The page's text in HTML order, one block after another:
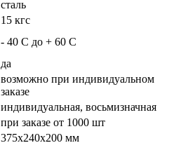
сталь
15 кгс
- 40 С до + 60 С
да
возможно при индивидуальном
заказе
индивидуальная, восьмизначная
при заказе от 1000 шт
375х240х200 мм